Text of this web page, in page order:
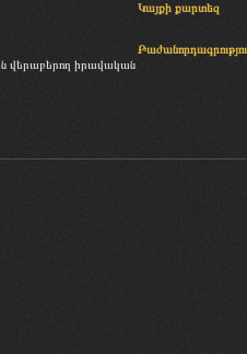
վերաբերող իրավական
Կայքի քարտեզ